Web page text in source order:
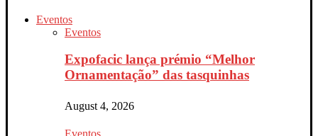
Eventos
Eventos
Expofacic lança prémio “Melhor
Ornamentação” das tasquinhas
August 4, 2026
Eventos